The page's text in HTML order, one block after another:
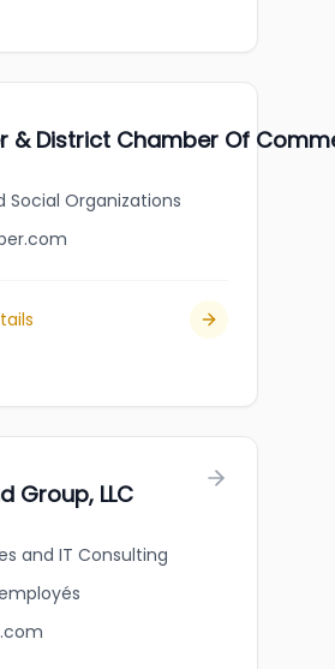
& District Chamber Of
Social Organizations
Group, LLC
and IT Consulting